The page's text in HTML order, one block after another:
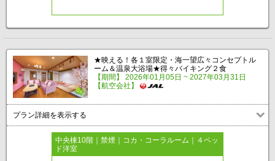
★映える！各１室限定・海一望広々コンセプトル
ーム＆温泉大浴場★得々バイキング２食
【期間】 2026年01月05日 ~ 2027年03月31日
【航空会社】
プラン詳細を表示する
中央棟10階｜禁煙｜コカ・コーラルーム｜４ベッ
ド洋室